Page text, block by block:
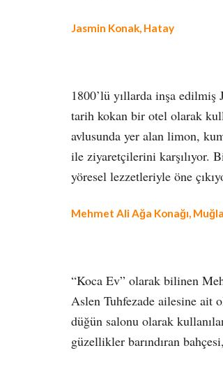
Jasmin Konak, Hatay
1800’lü yıllarda inşa
tarih kokan bir otel olarak
avlusunda yer alan limon,
ile ziyaretçilerini karşılıyor.
yöresel lezzetleriyle öne
Mehmet Ali Ağa Konağı, Muğla
“Koca Ev” olarak bilinen
Aslen Tuhfezade ailesine ait
düğün salonu olarak
güzellikler barındıran